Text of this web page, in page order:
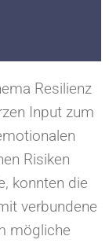
Resilienz
Input zum
Risiken
konnten die
verbundene
mögliche